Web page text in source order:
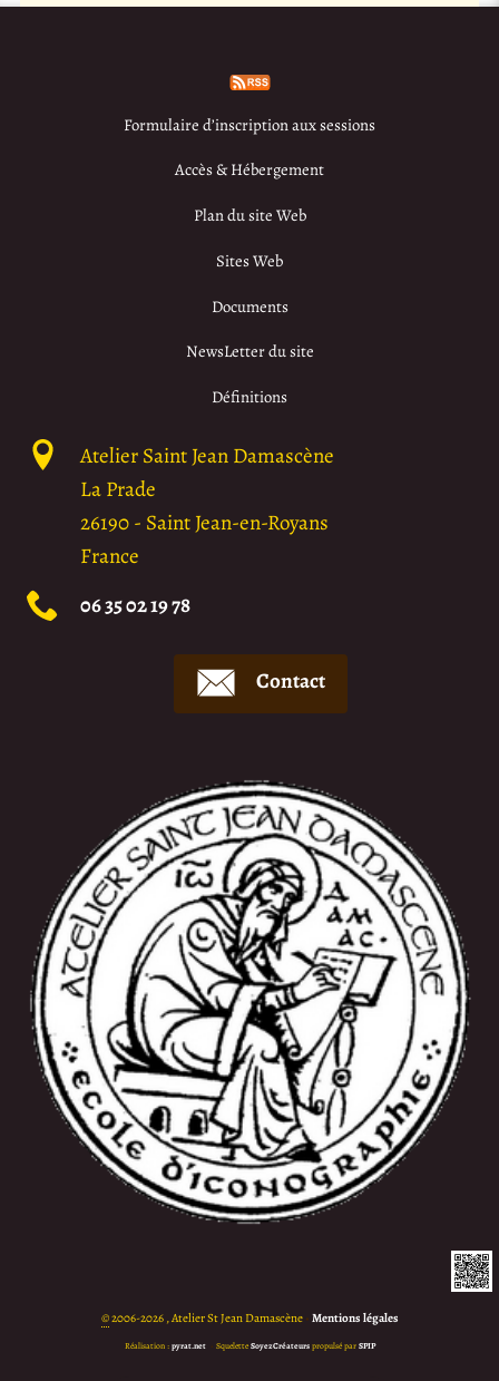
Formulaire d’inscription aux sessions
Accès & Hébergement
Plan du site Web
Sites Web
Documents
NewsLetter du site
Définitions
Atelier Saint Jean Damascène
La Prade
26190- Saint Jean-en-Royans
France
06 35 02 19 78
Contact
©2006-2026 , Atelier St Jean Damascène • Mentions légales
Réalisation :pyrat.net • SqueletteSoyezCréateurspropulsé parSPIP